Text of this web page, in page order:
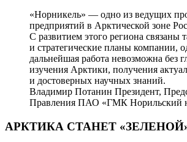
«Норникель» — одно из ведущих
предприятий в Арктической зоне
С развитием этого региона связаны
и стратегические планы компании,
дальнейшая работа невозможна без
изучения Арктики, получения
и достоверных научных знаний.
Владимир Потанин Президент,
Правления ПАО «ГМК Норильский
АРКТИКА СТАНЕТ